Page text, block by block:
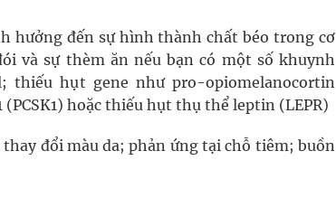
hưởng đến sự hình thành chất béo trong cơ
và sự thèm ăn nếu bạn có một số khuynh
thiếu hụt gene như pro-opiomelanocortin
hoặc thiếu hụt thụ thể leptin (LEPR)
đổi màu da; phản ứng tại chỗ tiêm; buồn